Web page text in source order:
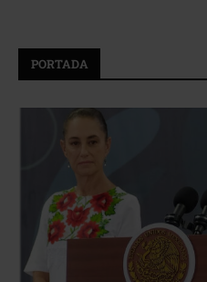
PORTADA